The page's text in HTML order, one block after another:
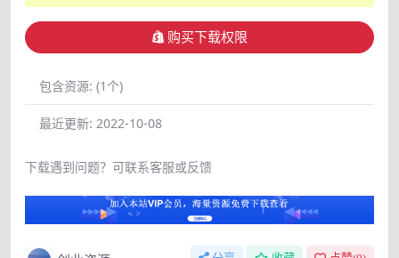
购买下载权限
包含资源: (1个)
最近更新: 2022-10-08
下载遇到问题？可联系客服或反馈